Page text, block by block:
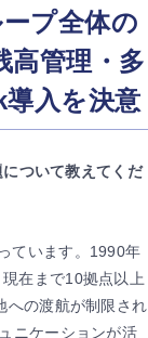
プ全体の
高管理・多
入を決意
ついて教えてくだ
ています。1990年
在まで10拠点以上
への渡航が制限され
ニケーションが活